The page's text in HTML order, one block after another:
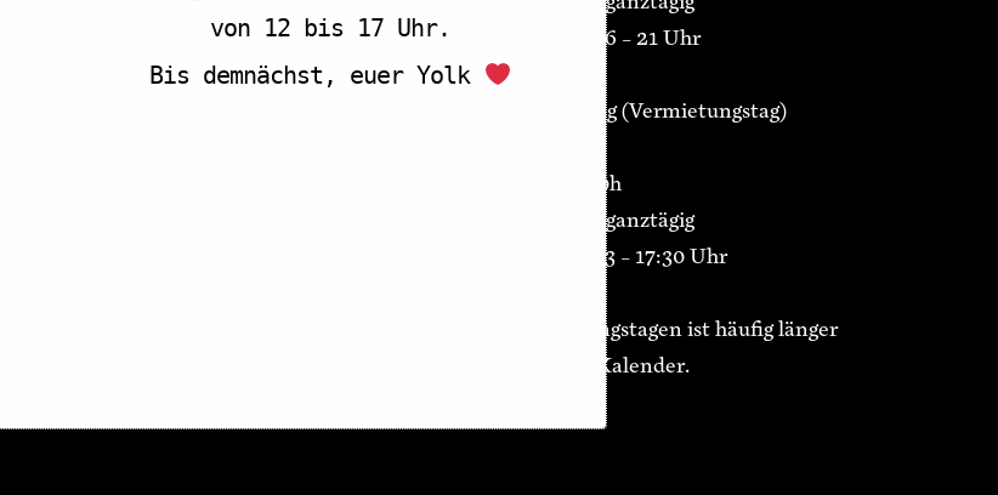
F.A.Q. – Häufig gestellte Fragen
Warme Küche 16 – 21 Uhr
Samstag Ruhetag (Vermietungstag)
So 12:00 – 18:00h
Kaffee/Kuchen ganztägig
Warme Küche 13 – 17:30 Uhr
An Veranstaltungstagen ist häufig länger
geöffnet, siehe Kalender.
von 12 bis 17 Uhr.
Bis demnächst, euer Yolk